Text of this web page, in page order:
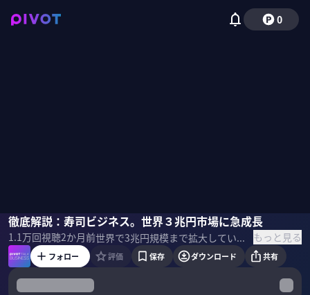
0
徹底解説：寿司ビジネス。世界３兆円市場に急成長
1.1万回視聴2か月前 世界で3兆円規模まで拡大している寿司ビジネス。なぜ世界でブームなのか？どうすればさらに寿司ビジネスを成長させられるのか？寿司ビジネスと今と未来を、に解説してもらった。 ＜ゲスト＞ ながさき一生｜おさかなコーディネータ 1984年新潟の漁村生まれ。実家の漁業を手伝い育つ。東京海洋大学院修士課程修了。築地市場の卸を経て、さかなの会を主宰。さかなプロダクション設立。ふるさと納税の専門家やドラマ監修等で活動。大学講師。著書に『魚ビジネス』。魚食の魅力を伝える。 ▼参考書籍 『最強の寿司ビジネス』 ながさき一生（著）中央公論新社（刊） もっと見る
ながさき一生佐々木紀彦
フォロー 評価 保存 ダウンロード 共有